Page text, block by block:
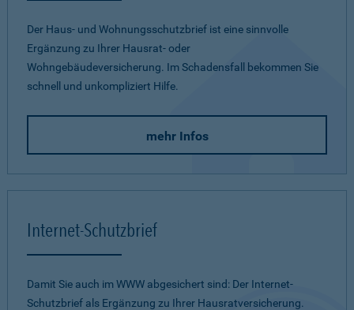
Der Haus- und Wohnungsschutzbrief ist eine sinnvolle
Ergänzung zu Ihrer Hausrat- oder
Wohngebäudeversicherung. Im Schadensfall bekommen Sie
schnell und unkompliziert Hilfe.
mehr Infos
Internet-Schutzbrief
Damit Sie auch im WWW abgesichert sind: Der Internet-
Schutzbrief als Ergänzung zu Ihrer Hausratversicherung.